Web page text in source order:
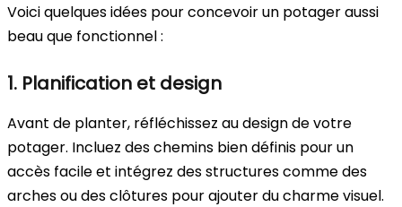
Voici quelques idées pour concevoir un potager aussi
beau que fonctionnel :
1. Planification et design
Avant de planter, réfléchissez au design de votre
potager. Incluez des chemins bien définis pour un
accès facile et intégrez des structures comme des
arches ou des clôtures pour ajouter du charme visuel.